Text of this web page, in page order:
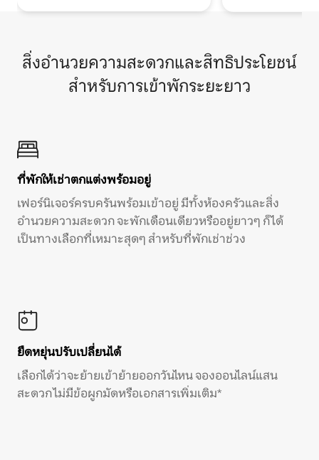
สิ่งอำนวยความสะดวกและสิทธิประโยชน์
สำหรับการเข้าพักระยะยาว
ที่พักให้เช่าตกแต่งพร้อมอยู่
เฟอร์นิเจอร์ครบครันพร้อมเข้าอยู่ มีทั้งห้องครัวและสิ่ง
อำนวยความสะดวก จะพักเดือนเดียวหรืออยู่ยาวๆ ก็ได้
เป็นทางเลือกที่เหมาะสุดๆ สำหรับที่พักเช่าช่วง
ยืดหยุ่นปรับเปลี่ยนได้
เลือกได้ว่าจะย้ายเข้าย้ายออกวันไหน จองออนไลน์แสน
สะดวก ไม่มีข้อผูกมัดหรือเอกสารเพิ่มเติม*